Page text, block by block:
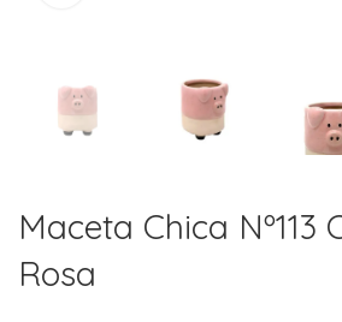
Maceta Chica Nº113
Rosa